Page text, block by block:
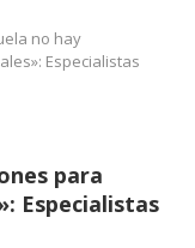
no hay
Especialistas
para
Especialistas